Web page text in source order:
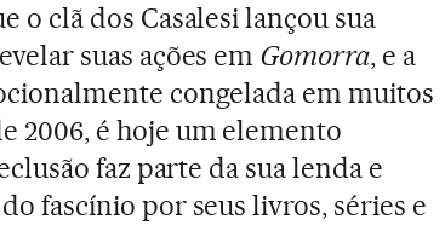
o clã dos Casalesi lançou sua
suas ações em Gomorra, e a
congelada em muitos
2006, é hoje um elemento
faz parte da sua lenda e
fascínio por seus livros, séries e